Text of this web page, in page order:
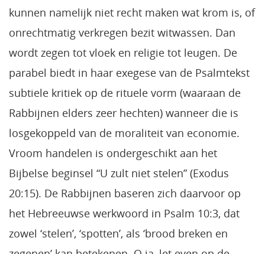
kunnen namelijk niet recht maken wat krom is, of
onrechtmatig verkregen bezit witwassen. Dan
wordt zegen tot vloek en religie tot leugen. De
parabel biedt in haar exegese van de Psalmtekst
subtiele kritiek op de rituele vorm (waaraan de
Rabbijnen elders zeer hechten) wanneer die is
losgekoppeld van de moraliteit van economie.
Vroom handelen is ondergeschikt aan het
Bijbelse beginsel “U zult niet stelen” (Exodus
20:15). De Rabbijnen baseren zich daarvoor op
het Hebreeuwse werkwoord in Psalm 10:3, dat
zowel ‘stelen’, ‘spotten’, als ‘brood breken en